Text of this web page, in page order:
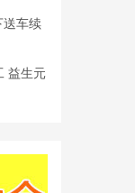
车续
益生元